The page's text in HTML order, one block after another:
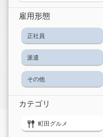
雇用形態
正社員
派遣
その他
カテゴリ
町田グルメ